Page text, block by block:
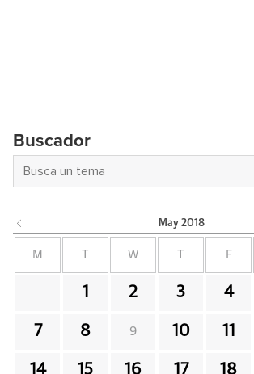
Buscador
May 2018
M W F
1 2 3 4
7 8 9 10 11
14 15 16 17 18